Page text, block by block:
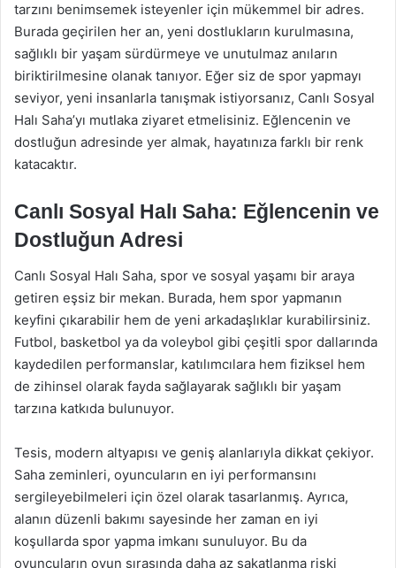
tarzını benimsemek isteyenler için mükemmel bir adres.
Burada geçirilen her an, yeni dostlukların kurulmasına,
sağlıklı bir yaşam sürdürmeye ve unutulmaz anıların
biriktirilmesine olanak tanıyor. Eğer siz de spor yapmayı
seviyor, yeni insanlarla tanışmak istiyorsanız, Canlı Sosyal
Halı Saha’yı mutlaka ziyaret etmelisiniz. Eğlencenin ve
dostluğun adresinde yer almak, hayatınıza farklı bir renk
katacaktır.
Canlı Sosyal Halı Saha: Eğlencenin ve
Dostluğun Adresi
Canlı Sosyal Halı Saha, spor ve sosyal yaşamı bir araya
getiren eşsiz bir mekan. Burada, hem spor yapmanın
keyfini çıkarabilir hem de yeni arkadaşlıklar kurabilirsiniz.
Futbol, basketbol ya da voleybol gibi çeşitli spor dallarında
kaydedilen performanslar, katılımcılara hem fiziksel hem
de zihinsel olarak fayda sağlayarak sağlıklı bir yaşam
tarzına katkıda bulunuyor.
Tesis, modern altyapısı ve geniş alanlarıyla dikkat çekiyor.
Saha zeminleri, oyuncuların en iyi performansını
sergileyebilmeleri için özel olarak tasarlanmış. Ayrıca,
alanın düzenli bakımı sayesinde her zaman en iyi
koşullarda spor yapma imkanı sunuluyor. Bu da
oyuncuların oyun sırasında daha az sakatlanma riski